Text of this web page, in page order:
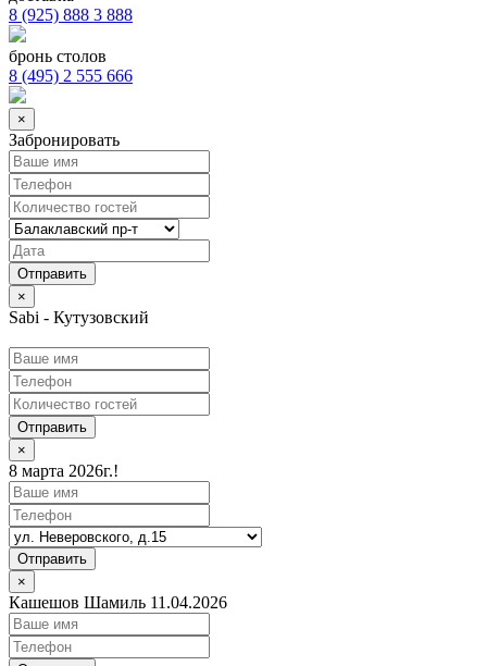
8 (925) 888 3 888
бронь столов
8 (495) 2 555 666
×
Забронировать
×
Sabi - Кутузовский
Отправить
×
8 марта 2026г.!
Отправить
×
Кашешов Шамиль 11.04.2026